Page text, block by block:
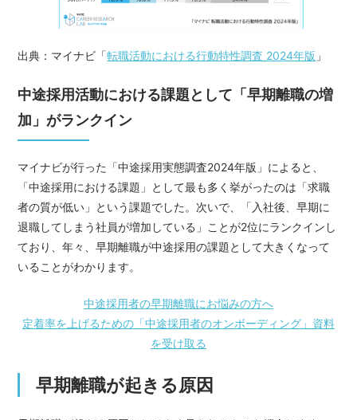
出典：マイナビ「転職活動における行動特性調査 2024年版 」
中途採用活動における課題として「早期離職の増
加」がランクイン
マイナビが行った「中途採用実態調査2024年版 」によると、
「中途採用における課題」として最も多く挙がったのは「求職
者の質が低い」という課題でした。次いで、「入社後、早期に
退職してしまう社員が増加している」ことが2位にランクインし
ており、年々、早期離職が中途採用の課題として大きくなって
いることがわかります。
中途採用者の早期離職にお悩みの方へ
定着率を上げるための「中途採用者のオンボーディング」資料
を受け取る
早期離職が起きる原因